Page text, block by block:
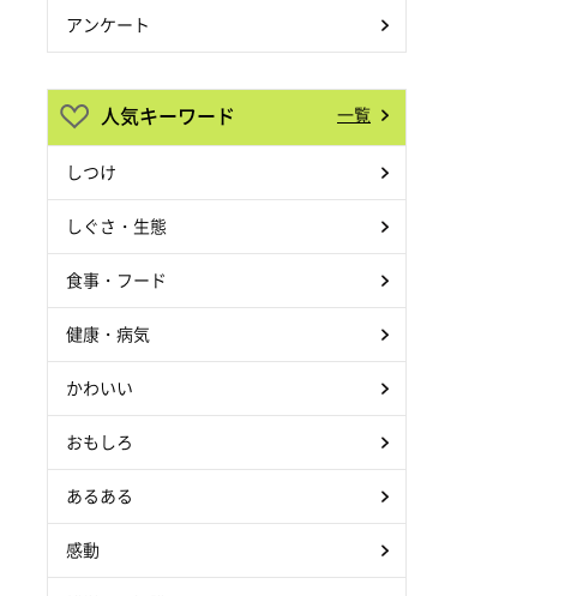
アンケート
人気キーワード 一覧
しつけ
しぐさ・生態
食事・フード
健康・病気
かわいい
おもしろ
あるある
感動